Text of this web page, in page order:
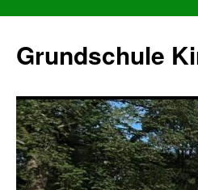
Grundschule